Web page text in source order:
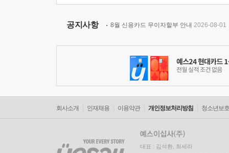
공지사항 8월 신용카드 무이자할부 안내 2026-08-01
회사소개 인재채용 이용약관 개인정보처리방침 청소년보
대표 : 김석환, 최세라